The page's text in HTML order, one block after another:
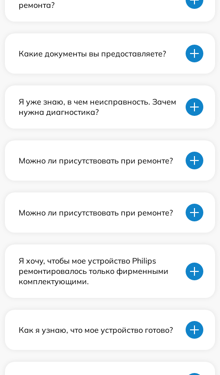
ремонта?
Какие документы вы предоставляете?
Я уже знаю, в чем неисправность. Зачем
нужна диагностика?
Можно ли присутствовать при ремонте?
Можно ли присутствовать при ремонте?
Я хочу, чтобы мое устройство Philips
ремонтировалось только фирменными
комплектующими.
Как я узнаю, что мое устройство готово?